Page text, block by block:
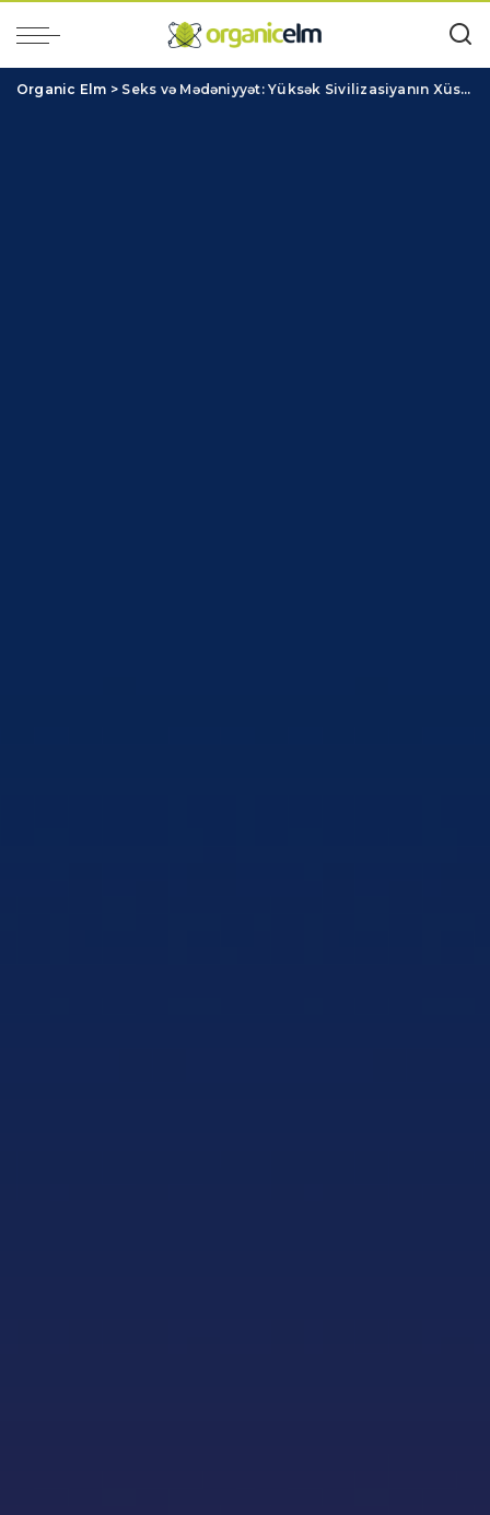
Organic Elm > Seks və Mədəniyyət: Yüksək Sivilizasiyanın Xüsusiyyəti